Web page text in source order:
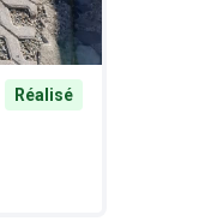
Réalisé